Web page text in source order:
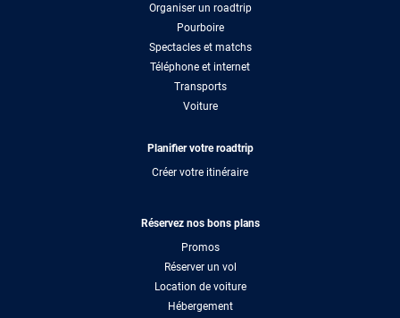
Organiser un roadtrip
Pourboire
Spectacles et matchs
Téléphone et internet
Transports
Voiture
Planifier votre roadtrip
Créer votre itinéraire
Réservez nos bons plans
Promos
Réserver un vol
Location de voiture
Hébergement